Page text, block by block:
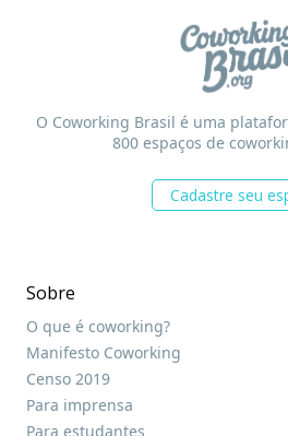
O Coworking Brasil é uma
800 espaços de
Cadastre seu
Sobre
O que é coworking?
Manifesto Coworking
Censo 2019
Para imprensa
Para estudantes